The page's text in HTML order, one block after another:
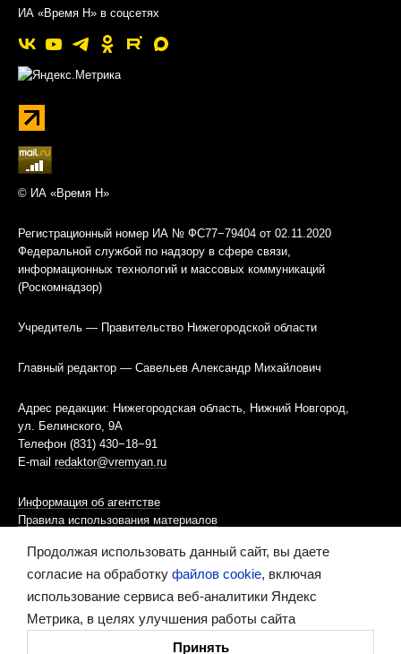
ИА «Время Н» в соцсетях
© ИА «Время Н»
Регистрационный номер ИА № ФС77−79404 от 02.11.2020
Федеральной службой по надзору в сфере связи,
информационных технологий и массовых коммуникаций
(Роскомнадзор)
Учредитель — Правительство Нижегородской области
Главный редактор — Савельев Александр Михайлович
Адрес редакции: Нижегородская область, Нижний Новгород,
ул. Белинского, 9А
Телефон (831) 430−18−91
E-mail redaktor@vremyan.ru
Информация об агентстве
Правила использования материалов
Информационная политика использования «cookies»-файлов
Ресурс содержит материалы 16+
Продолжая использовать данный сайт, вы даете
согласие на обработку файлов cookie, включая
использование сервиса веб-аналитики Яндекс
Метрика, в целях улучшения работы сайта
Принять